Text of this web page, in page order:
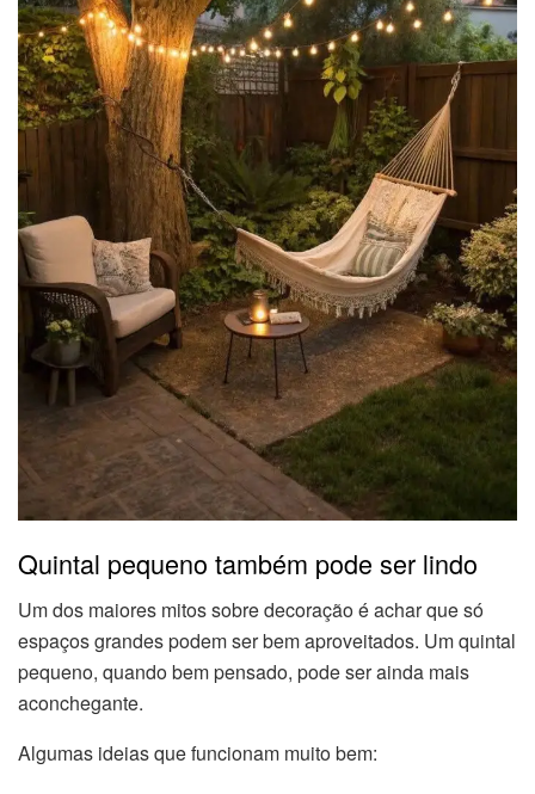
Quintal pequeno também pode ser lindo
Um dos maiores mitos sobre decoração é achar que só
espaços grandes podem ser bem aproveitados. Um quintal
pequeno, quando bem pensado, pode ser ainda mais
aconchegante.
Algumas ideias que funcionam muito bem: